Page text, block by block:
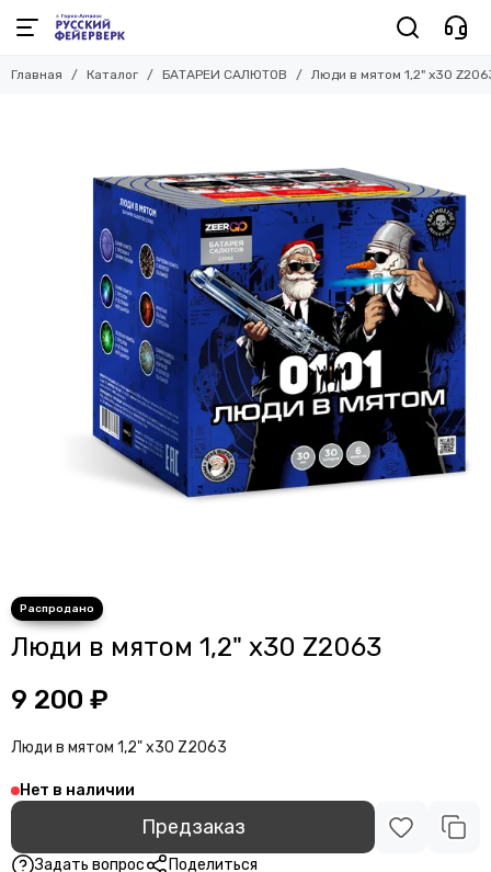
Главная Каталог БАТАРЕИ САЛЮТОВ Люди в мятом 1,2" х30
Люди в мятом 1,2" х30 Z2063
9 200 ₽
Люди в мятом 1,2" х30 Z2063
Нет в наличии
Предзаказ
Задать вопрос Поделиться